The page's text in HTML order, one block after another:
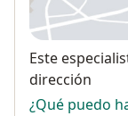
Este
dirección
¿Qué puedo